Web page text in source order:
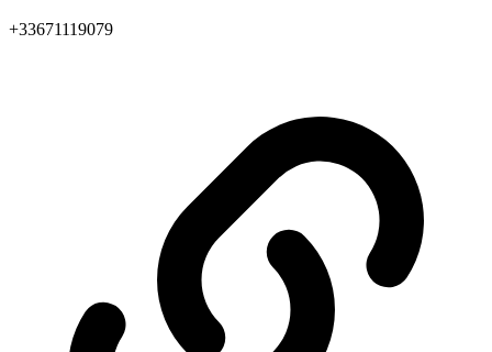
+33671119079